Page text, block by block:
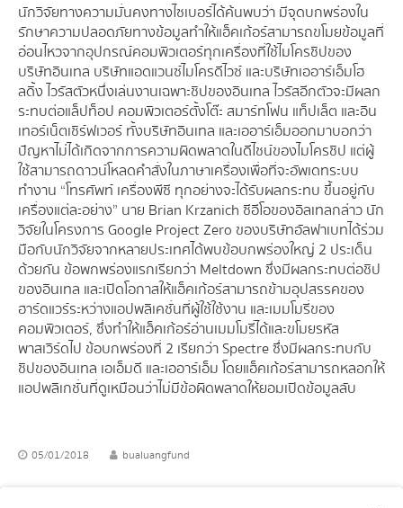
นักวิจัยทางความมั่นคงทางไซเบอร์ได้ค้นพบว่า มีจุดบกพร่องใน
รักษาความปลอดภัยทางข้อมูลทำให้แฮ็คเก้อร์สามารถขโมยข้อมูลที่
อ่อนไหวจากอุปกรณ์คอมพิวเตอร์ทุกเครื่องที่ใช้ไมโครชิปของ
บริษัทอินเทล บริษัทแอดแวนซ์ไมโครดีไวซ์ และบริษัทเออาร์เอ็มโฮ
ลดิ้ง ไวรัสตัวหนึ่งเล่นงานเฉพาะชิปของอินเทล ไวรัสอีกตัวจะมีผลก
ระทบต่อแล็ปท็อป คอมพิวเตอร์ตั้งโต๊ะ สมาร์ทโฟน แท็ปเล็ต และอิน
เทอร์เน็ตเชิร์ฟเวอร์ ทั้งบริษัทอินเทล และเออาร์เอ็มออกมาบอกว่า
ปัญหาไม่ได้เกิดจากการความผิดพลาดในดีไชน์ของไมโครชิป แต่ผู้
ใช้สามารถดาวน์โหลดคำสั่งในภาษาเครื่องเพื่อที่จะอัพเดทระบบ
ทำงาน “โทรศัพท์ เครื่องพีซี ทุกอย่างจะได้รับผลกระทบ ขึ้นอยู่กับ
เครื่องแต่ละอย่าง” นาย Brian Krzanich ซีอีโอของอิลเทลกล่าว นัก
วิจัยในโครงการ Google Project Zero ของบริษัทอัลฟาเบทได้ร่วม
มือกับนักวิจัยจากหลายประเทศได้พบข้อบกพร่องใหญ่ 2 ประเด็น
ด้วยกัน ข้อพกพร่องแรกเรียกว่า Meltdown ซึ่งมีผลกระทบต่อชิป
ของอินเทล และเปิดโอกาสให้แฮ็คเก้อร์สามารถข้ามอุปสรรคของ
ฮาร์ดแวร์ระหว่างแอปพลิเคชั่นที่ผู้ใช้ใช้งาน และเมมโมรี่ของ
คอมพิวเตอร์, ซึ่งทำให้แฮ็คเก้อร์อ่านเมมโมรี่ได้และขโมยรหัส
พาสเวิร์ดไป ข้อบกพร่องที่ 2 เรียกว่า Spectre ซึ่งมีผลกระทบกับ
ชิปของอินเทล เอเอ็มดี และเออาร์เอ็ม โดยแฮ็คเก้อร์สามารถหลอกให้
แอปพลิเกชั่นที่ดูเหมือนว่าไม่มีข้อผิดพลาดให้ยอมเปิดข้อมูลลับ
05/01/2018 bualuangfund